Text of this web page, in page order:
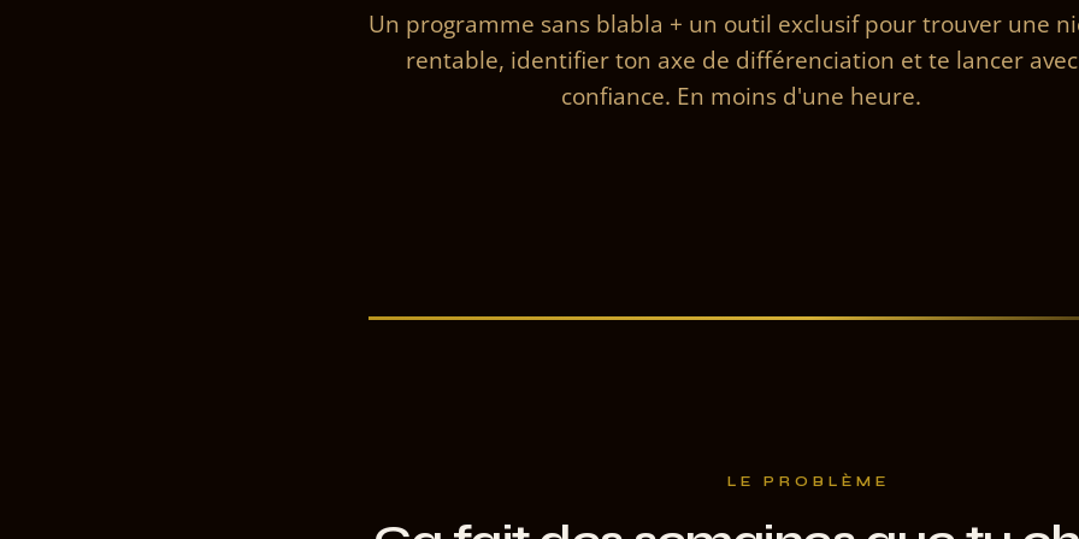
Un programme sans blabla + un outil exclusif pour trouver une
rentable, identifier ton axe de différenciation et te lancer avec
confiance. En moins d'une heure.
LE PROBLÈME